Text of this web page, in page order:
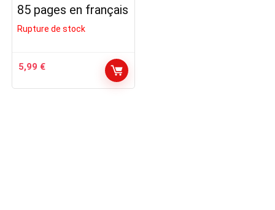
85 pages en français
Rupture de stock
5,99 €